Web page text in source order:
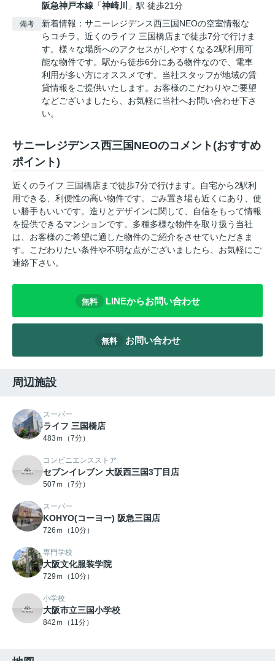
阪急神戸本線 「神崎川 」駅 徒歩21分
備考
新着情報：サニーレジデンス西三国NEOの空室情報な
らコチラ。近くのライフ 三国橋店まで徒歩7分で行けま
す。様々な場所へのアクセスがしやすくなる2駅利用可
能な物件です。駅から徒歩6分にある物件なので、電車
利用が多い方にオススメです。当社スタッフが地域の賃
貸情報をご提供いたします。お客様のこだわりやご要望
などございましたら、お気軽に当社へお問い合わせ下さ
い。
サニーレジデンス西三国NEOのコメント(おすすめ
ポイント)
近くのライフ 三国橋店まで徒歩7分で行けます。自宅から2駅利
用できる、利便性の高い物件です。ごみ置き場も近くにあり、使
い勝手もいいです。造りとデザインに関して、自信をもって情報
を提供できるマンションです。多種多様な物件を取り扱う当社
は、お客様のご希望に適した物件のご紹介をさせていただきま
す。こだわりたい条件や不明な点がございましたら、お気軽にご
連絡下さい。
無料 LINEからお問い合わせ
無料 お問い合わせ
周辺施設
スーパー
ライフ 三国橋店
483ｍ（7分）
コンビニエンスストア
セブンイレブン 大阪西三国3丁目店
507ｍ（7分）
スーパー
KOHYO(コーヨー) 阪急三国店
726ｍ（10分）
専門学校
大阪文化服装学院
729ｍ（10分）
小学校
大阪市立三国小学校
842ｍ（11分）